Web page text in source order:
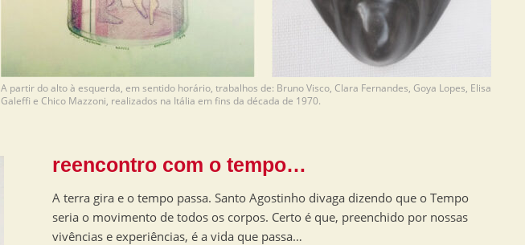
A partir do alto à esquerda, em sentido horário, trabalhos de: Bruno Visco, Clara Fernandes, Goya Lopes, Elisa
Galeffi e Chico Mazzoni, realizados na Itália em fins da década de 1970.
reencontro com o tempo…
A terra gira e o tempo passa. Santo Agostinho divaga dizendo que o Tempo
seria o movimento de todos os corpos. Certo é que, preenchido por nossas
vivências e experiências, é a vida que passa…